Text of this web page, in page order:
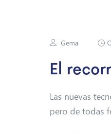
Gema
El
Las nuevas
pero de todas